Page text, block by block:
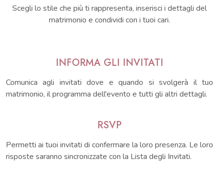
Scegli lo stile che più ti rappresenta, inserisci i dettagli del
matrimonio e condividi con i tuoi cari.
INFORMA GLI INVITATI
Comunica agli invitati dove e quando si svolgerà il tuo
matrimonio, il programma dell'evento e tutti gli altri dettagli.
RSVP
Permetti ai tuoi invitati di confermare la loro presenza. Le loro
risposte saranno sincronizzate con la Lista degli Invitati.